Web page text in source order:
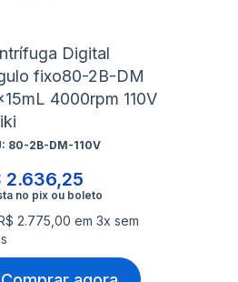
Digital
fixo80-2B-DM
4000rpm 110V
80-2B-DM-110V
2.636,25
2.775,00 em 3x sem